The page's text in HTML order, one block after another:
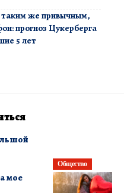
же привычным,
прогноз Цукерберга
5 лет
Общество
мое